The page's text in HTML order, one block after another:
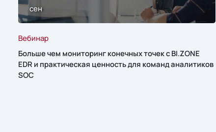
сен
Вебинар
Больше чем мониторинг конечных точек с BI.ZONE
EDR и практическая ценность для команд аналитиков
SOC